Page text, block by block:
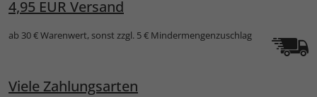
4,95 EUR Versand
ab 30 € Warenwert, sonst zzgl. 5 € Mindermengenzuschlag
Viele Zahlungsarten